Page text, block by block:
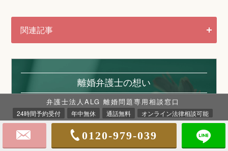
関連記事
離婚弁護士の想い
離婚弁護士谷川 聖治
離婚弁護士岡本 珠亀子
弁護士法人ALG 離婚問題専用相談窓口
24時間予約受付 年中無休 通話無料 オンライン法律相談可能
0120-979-039